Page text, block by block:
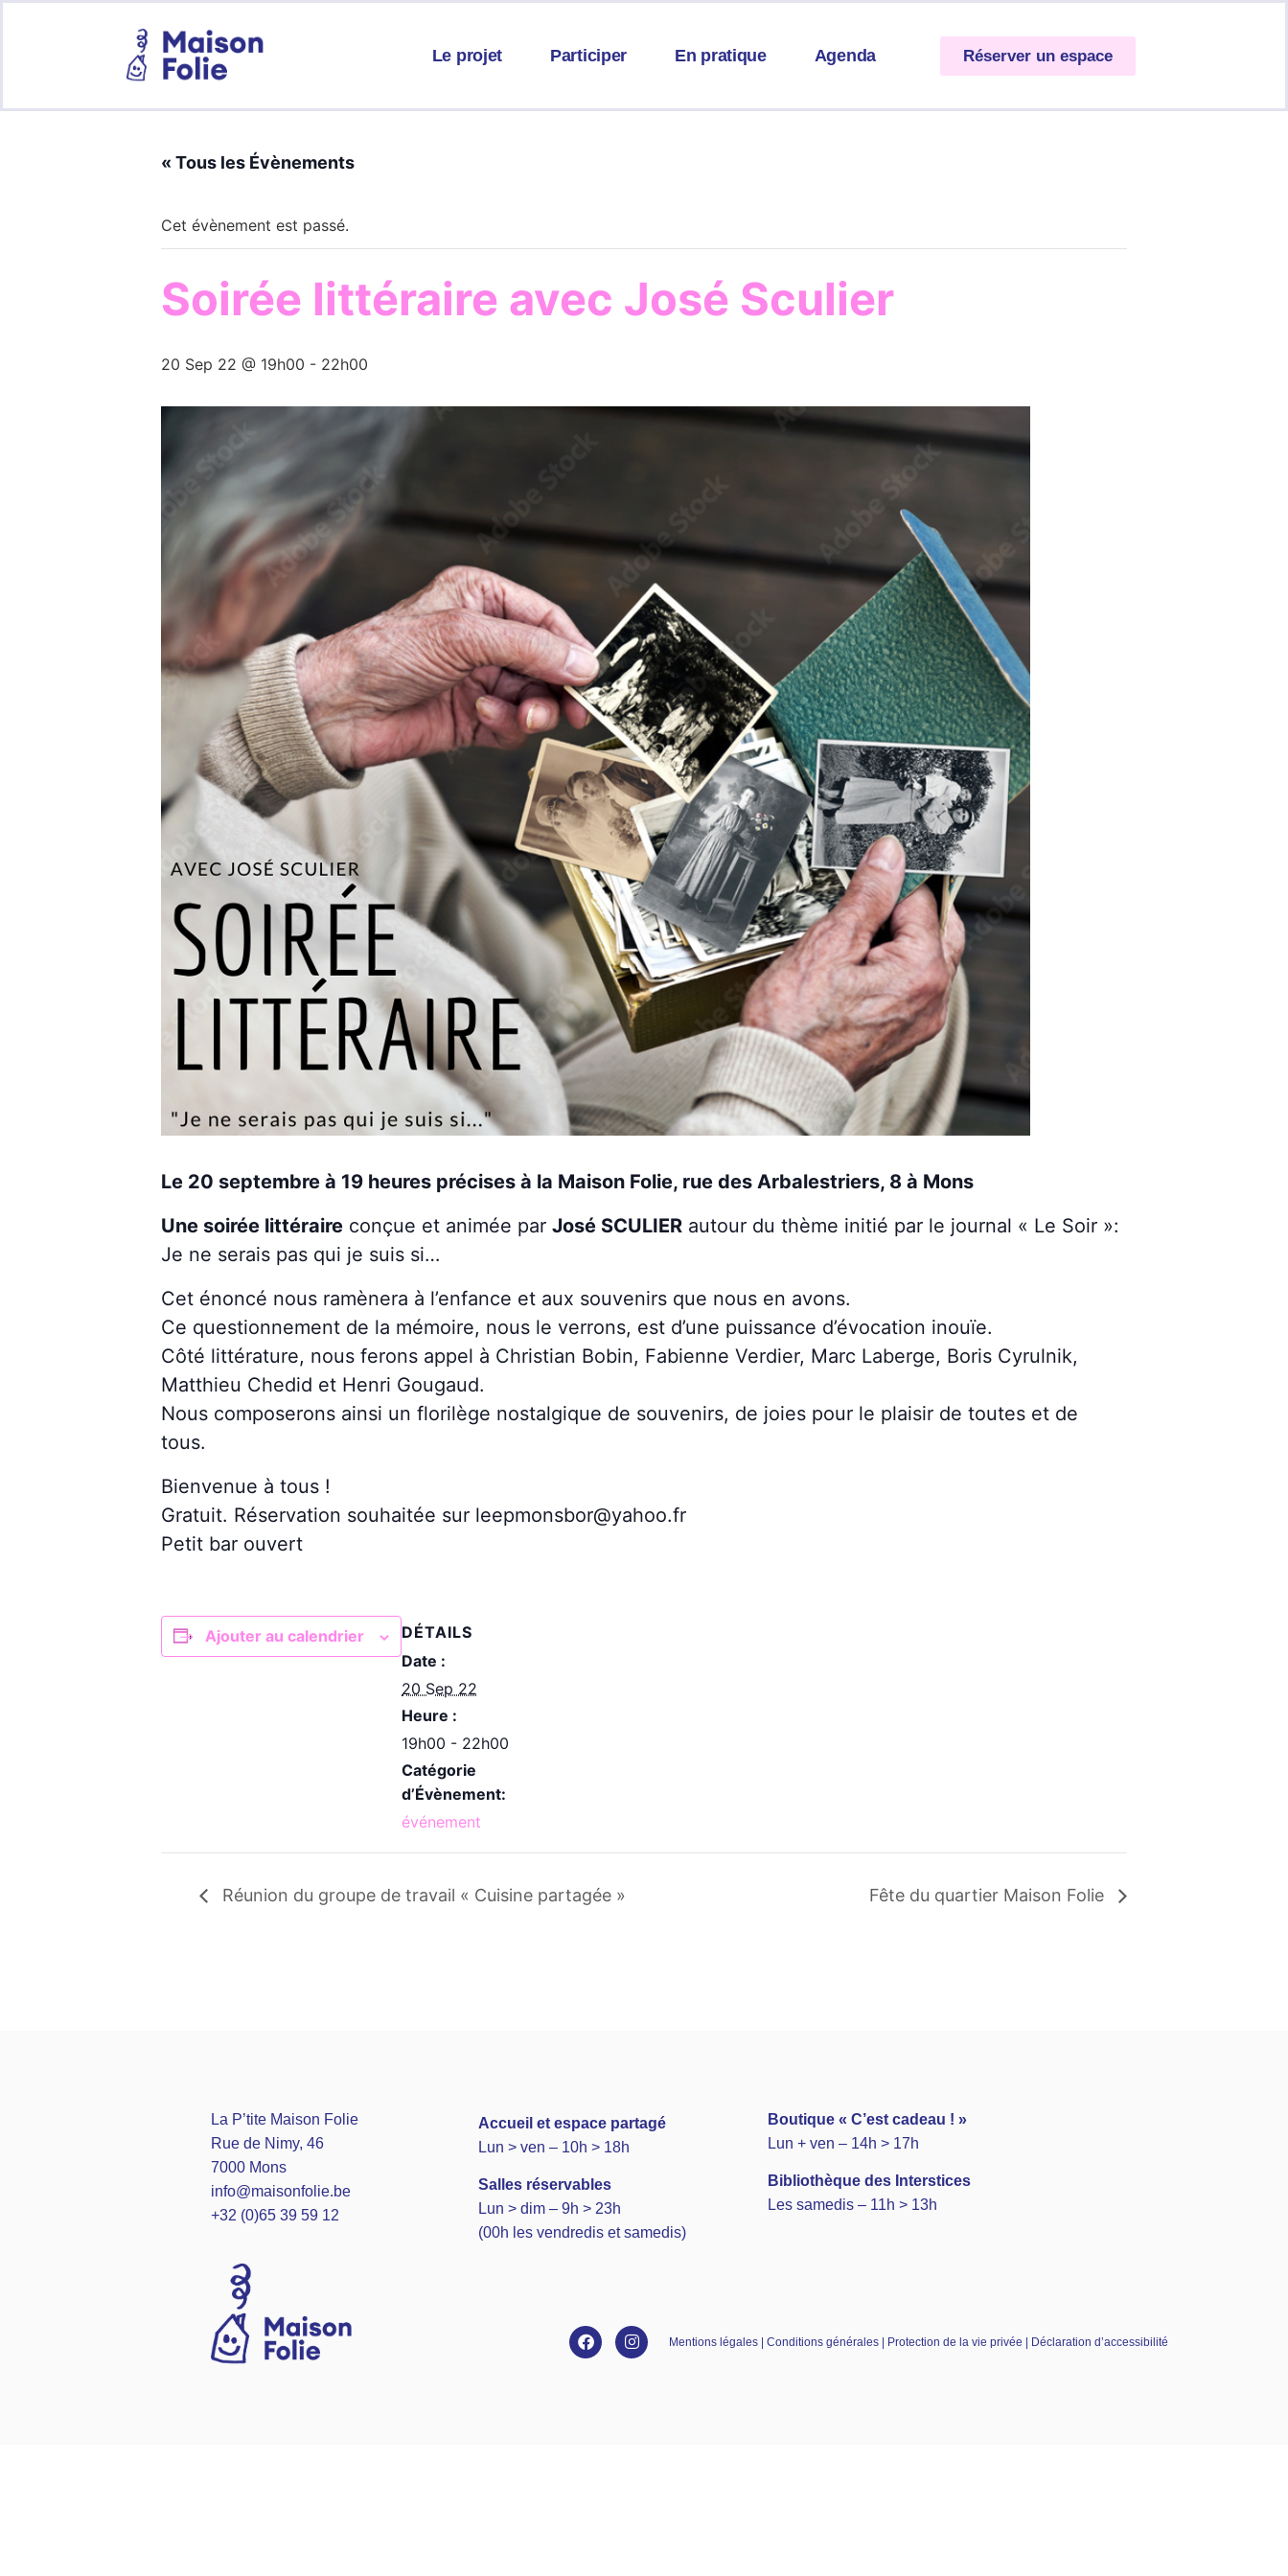
Le projet Participer En pratique Agenda Réserver un espace
« Tous les Évènements
Cet évènement est passé.
Soirée littéraire avec José Sculier
20 Sep 22 @ 19h00 - 22h00
Le 20 septembre à 19 heures précises à la Maison Folie, rue des Arbalestriers, 8 à Mons
Une soirée littéraire conçue et animée par José SCULIER autour du thème initié par le journal « Le Soir »:
Je ne serais pas qui je suis si…
Cet énoncé nous ramènera à l’enfance et aux souvenirs que nous en avons.
Ce questionnement de la mémoire, nous le verrons, est d’une puissance d’évocation inouïe.
Côté littérature, nous ferons appel à Christian Bobin, Fabienne Verdier, Marc Laberge, Boris Cyrulnik,
Matthieu Chedid et Henri Gougaud.
Nous composerons ainsi un florilège nostalgique de souvenirs, de joies pour le plaisir de toutes et de
tous.
Bienvenue à tous !
Gratuit. Réservation souhaitée sur leepmonsbor@yahoo.fr
Petit bar ouvert
Ajouter au calendrier
DÉTAILS
Date :
20 Sep 22
Heure :
19h00 - 22h00
Catégorie
d’Évènement:
événement
Réunion du groupe de travail « Cuisine partagée » Fête du quartier Maison Folie
La P’tite Maison Folie
Rue de Nimy, 46
7000 Mons
info@maisonfolie.be
+32 (0)65 39 59 12
Accueil et espace partagé
Lun > ven – 10h > 18h
Salles réservables
Lun > dim – 9h > 23h
(00h les vendredis et samedis)
Boutique « C’est cadeau ! »
Lun + ven – 14h > 17h
Bibliothèque des Interstices
Les samedis – 11h > 13h
Mentions légales | Conditions générales | Protection de la vie privée | Déclaration d’accessibilité